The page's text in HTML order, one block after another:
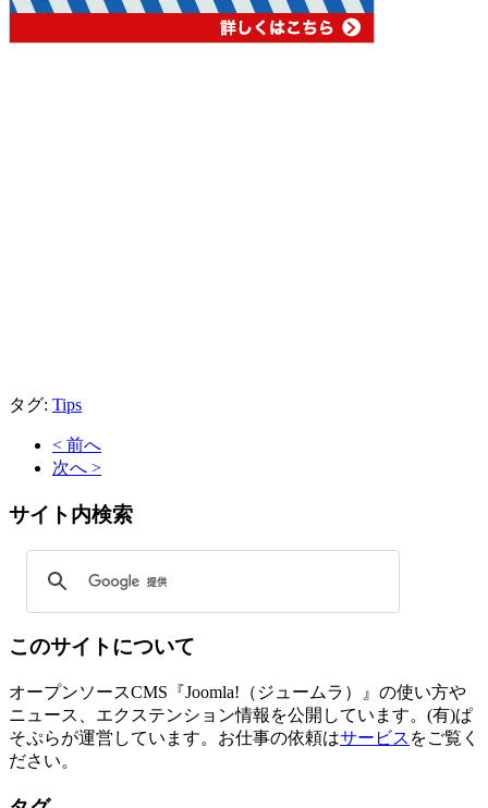
タグ: Tips
< 前へ
次へ >
サイト内検索
このサイトについて
オープンソースCMS『Joomla!（ジュームラ）』の使い方や
ニュース、エクステンション情報を公開しています。(有)ぱ
そぷらが運営しています。お仕事の依頼はサービス をご覧く
ださい。